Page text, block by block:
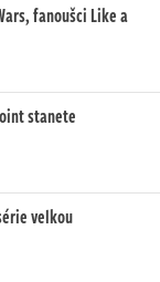
fanoušci Like a
stanete
velkou